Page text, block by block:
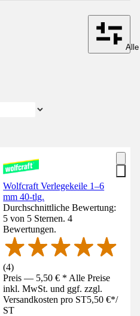
Wolfcraft Verlegekeile 1–6
mm 40-tlg.
Durchschnittliche Bewertung:
5 von 5 Sternen. 4
Bewertungen.
(4)
Preis — 5,50 € * Alle Preise
inkl. MwSt. und ggf. zzgl.
Versandkosten pro ST5,50 €*/
ST